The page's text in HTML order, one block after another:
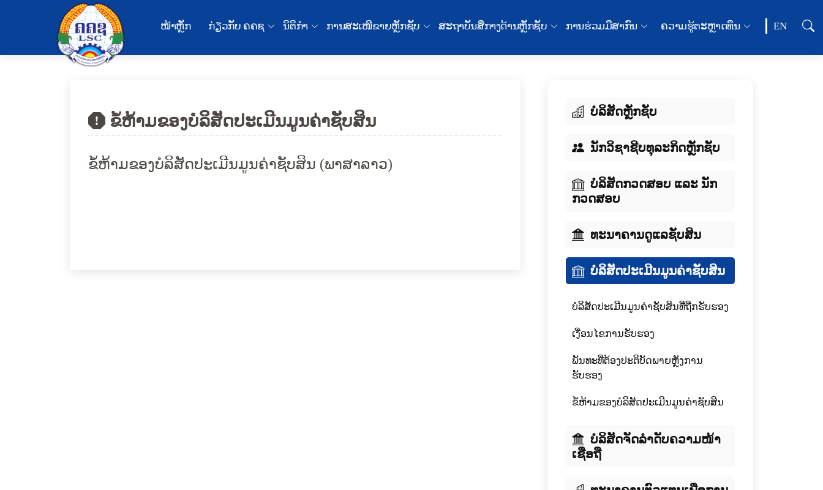
ໜ້າຫຼັກ ກ່ຽວກັບ ຄຄຊ ນິຕິກໍາ ການສະເໜີຂາຍຫຼັກຊັບ ສະຖາບັນສື່ກາງດ້ານຫຼັກຊັບ ການຮ່ວມມືສາກົນ ຄວາມຮູ້ຕະຫຼາດທຶນ EN
ຂໍ້ຫ້າມຂອງບໍລິສັດປະເມີນມູນຄ່າຊັບສິນ
ຂໍ້ຫ້າມຂອງບໍລິສັດປະເມີນມູນຄ່າຊັບສິນ (ພາສາລາວ)
ບໍລິສັດຫຼັກຊັບ
ນັກວິຊາຊີບທຸລະກິດຫຼັກຊັບ
ບໍລິສັດກວດສອບ ແລະ ນັກ
ກວດສອບ
ທະນາຄານດູແລຊັບສິນ
ບໍລິສັດປະເມີນມູນຄ່າຊັບສິນ
ບໍລິສັດປະເມີນມູນຄ່າຊັບສິນທີ່ຖືກຮັບຮອງ
ເງື່ອນໄຂການຮັບຮອງ
ພັນທະທີ່ຕ້ອງປະຕິບັດພາຍຫຼັງການ
ຮັບຮອງ
ຂໍ້ຫ້າມຂອງບໍລິສັດປະເມີນມູນຄ່າຊັບສິນ
ບໍລິສັດຈັດລໍາດັບຄວາມໜ້າ
ເຊື່ອຖື